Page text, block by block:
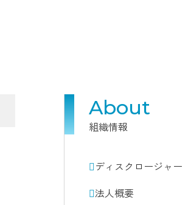
About
組織情報
ディスクロージャー
法人概要